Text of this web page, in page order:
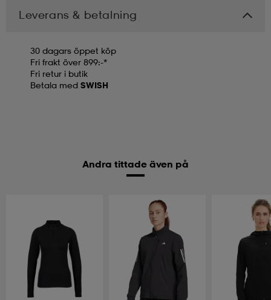
Leverans & betalning
30 dagars öppet köp
Fri frakt över 899:-*
Fri retur i butik
Betala med SWISH
Andra tittade även på